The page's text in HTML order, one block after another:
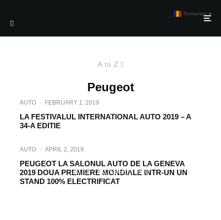
A to Z
Peugeot
AUTO · FEBRUARY 1, 2019
LA FESTIVALUL INTERNATIONAL AUTO 2019 – A
34-A EDITIE
AUTO · APRIL 2, 2019
PEUGEOT LA SALONUL AUTO DE LA GENEVA
2019 DOUA PREMIERE MONDIALE INTR-UN UN
STAND 100% ELECTRIFICAT
AUTO · OCTOBER 1, 2018
Romanian ▼